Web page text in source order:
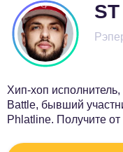
ST
Хип-хоп исполнитель,
Battle, бывший
Phlatline. Получите